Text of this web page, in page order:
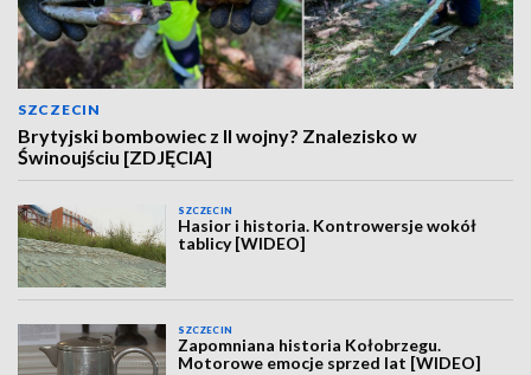
SZCZECIN
Brytyjski bombowiec z II wojny? Znalezisko w
Świnoujściu [ZDJĘCIA]
SZCZECIN
Hasior i historia. Kontrowersje wokół
tablicy [WIDEO]
SZCZECIN
Zapomniana historia Kołobrzegu.
Motorowe emocje sprzed lat [WIDEO]